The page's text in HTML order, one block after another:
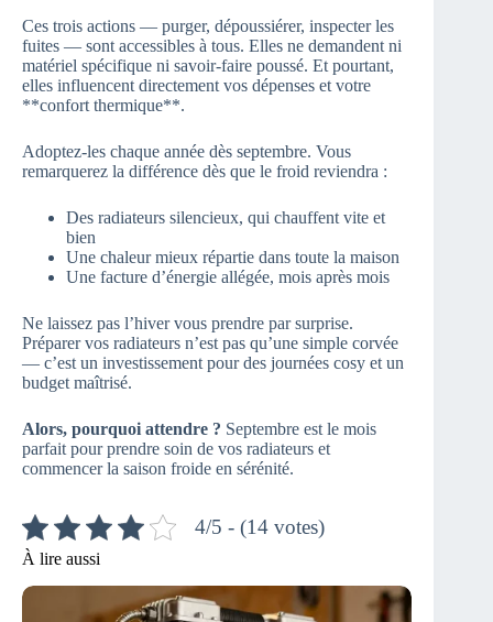
Ces trois actions — purger, dépoussiérer, inspecter les
fuites — sont accessibles à tous. Elles ne demandent ni
matériel spécifique ni savoir-faire poussé. Et pourtant,
elles influencent directement vos dépenses et votre
**confort thermique**.
Adoptez-les chaque année dès septembre. Vous
remarquerez la différence dès que le froid reviendra :
Des radiateurs silencieux, qui chauffent vite et
bien
Une chaleur mieux répartie dans toute la maison
Une facture d’énergie allégée, mois après mois
Ne laissez pas l’hiver vous prendre par surprise.
Préparer vos radiateurs n’est pas qu’une simple corvée
— c’est un investissement pour des journées cosy et un
budget maîtrisé.
Alors, pourquoi attendre ? Septembre est le mois
parfait pour prendre soin de vos radiateurs et
commencer la saison froide en sérénité.
4/5 - (14 votes)
À lire aussi